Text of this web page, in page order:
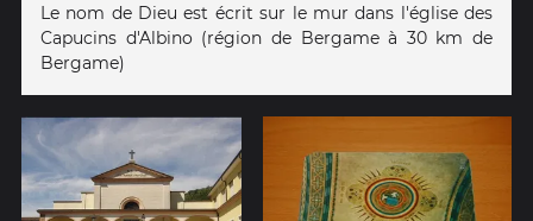
Le nom de Dieu est écrit sur le mur dans l'église des
Capucins d'Albino (région de Bergame à 30 km de
Bergame)